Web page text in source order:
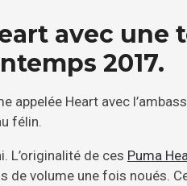
avec une
2017.
appelée Heart avec
félin.
L’originalité de ces Puma
de volume une fois noués.